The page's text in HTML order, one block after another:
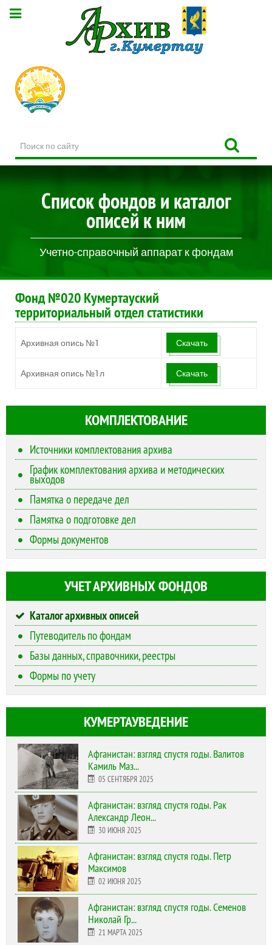
по
сайту
Список фондов и каталог
описей к ним
Учетно-справочный аппарат к фондам
Фонд №020 Кумертауский
территориальный отдел статистики
Архивная опись №1 Скачать
Архивная опись №1л Скачать
КОМПЛЕКТОВАНИЕ
Источники комплектования архива
График комплектования архива и методических
выходов
Памятка о передаче дел
Памятка о подготовке дел
Формы документов
УЧЕТ АРХИВНЫХ ФОНДОВ
Каталог архивных описей
Путеводитель по фондам
Базы данных, справочники, реестры
Формы по учету
КУМЕРТАУВЕДЕНИЕ
Афганистан: взгляд спустя годы. Валитов
Камиль Маз...
05 СЕНТЯБРЯ 2025
Афганистан: взгляд спустя годы. Рак
Александр Леон...
30 ИЮНЯ 2025
Афганистан: взгляд спустя годы. Петр
Максимов
02 ИЮНЯ 2025
Афганистан: взгляд спустя годы. Семенов
Николай Гр...
21 МАРТА 2025